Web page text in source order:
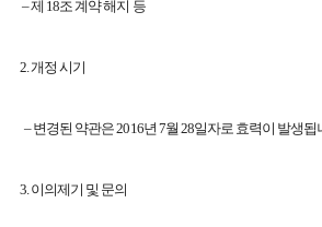
– 제 18조 계약 해지 등
2. 개정 시기
– 변경된 약관은 2016년 7월 28일자로 효력이 발생됩
3. 이의제기 및 문의